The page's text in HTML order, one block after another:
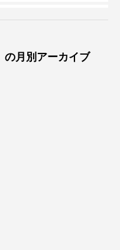
き』周年祭
108回全国高校野球選
の月別アーカイブ